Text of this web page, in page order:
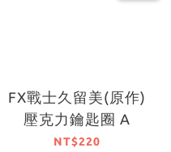
FX戰士久留美(原作)
壓克力鑰匙圈 A
NT$220